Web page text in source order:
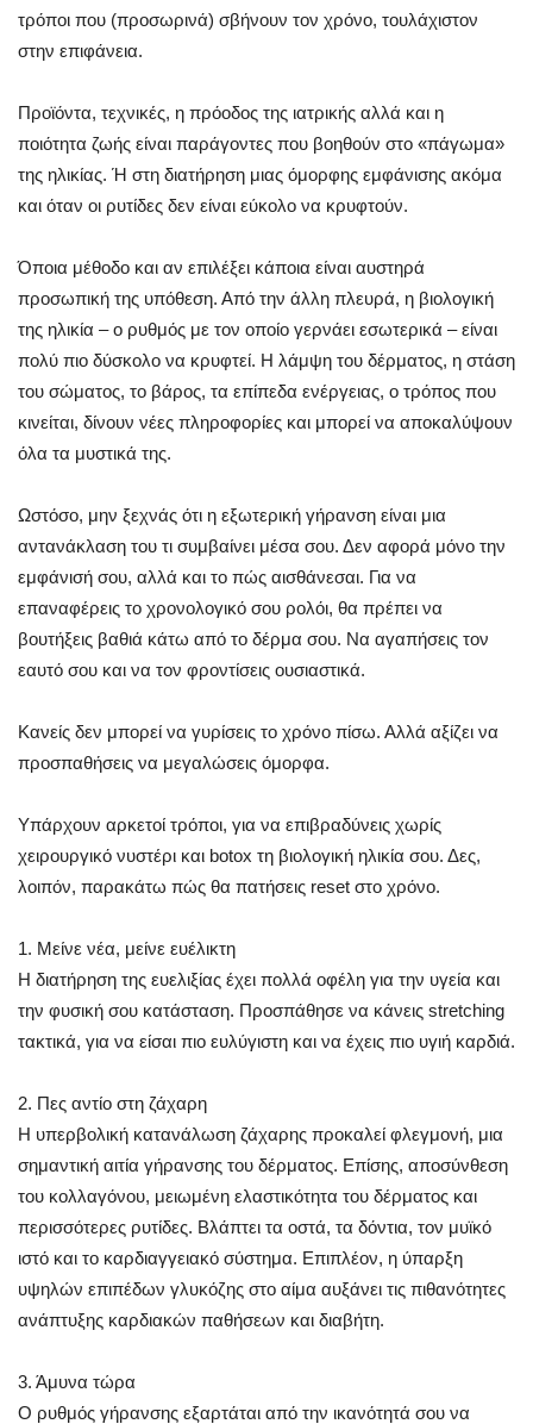
τρόποι που (προσωρινά) σβήνουν τον χρόνο, τουλάχιστον
στην επιφάνεια.
Προϊόντα, τεχνικές, η πρόοδος της ιατρικής αλλά και η
ποιότητα ζωής είναι παράγοντες που βοηθούν στο «πάγωμα»
της ηλικίας. Ή στη διατήρηση μιας όμορφης εμφάνισης ακόμα
και όταν οι ρυτίδες δεν είναι εύκολο να κρυφτούν.
Όποια μέθοδο και αν επιλέξει κάποια είναι αυστηρά
προσωπική της υπόθεση. Από την άλλη πλευρά, η βιολογική
της ηλικία – ο ρυθμός με τον οποίο γερνάει εσωτερικά – είναι
πολύ πιο δύσκολο να κρυφτεί. Η λάμψη του δέρματος, η στάση
του σώματος, το βάρος, τα επίπεδα ενέργειας, ο τρόπος που
κινείται, δίνουν νέες πληροφορίες και μπορεί να αποκαλύψουν
όλα τα μυστικά της.
Ωστόσο, μην ξεχνάς ότι η εξωτερική γήρανση είναι μια
αντανάκλαση του τι συμβαίνει μέσα σου. Δεν αφορά μόνο την
εμφάνισή σου, αλλά και το πώς αισθάνεσαι. Για να
επαναφέρεις το χρονολογικό σου ρολόι, θα πρέπει να
βουτήξεις βαθιά κάτω από το δέρμα σου. Να αγαπήσεις τον
εαυτό σου και να τον φροντίσεις ουσιαστικά.
Κανείς δεν μπορεί να γυρίσεις το χρόνο πίσω. Αλλά αξίζει να
προσπαθήσεις να μεγαλώσεις όμορφα.
Υπάρχουν αρκετοί τρόποι, για να επιβραδύνεις χωρίς
χειρουργικό νυστέρι και botox τη βιολογική ηλικία σου. Δες,
λοιπόν, παρακάτω πώς θα πατήσεις reset στο χρόνο.
1. Μείνε νέα, μείνε ευέλικτη
Η διατήρηση της ευελιξίας έχει πολλά οφέλη για την υγεία και
την φυσική σου κατάσταση. Προσπάθησε να κάνεις stretching
τακτικά, για να είσαι πιο ευλύγιστη και να έχεις πιο υγιή καρδιά.
2. Πες αντίο στη ζάχαρη
Η υπερβολική κατανάλωση ζάχαρης προκαλεί φλεγμονή, μια
σημαντική αιτία γήρανσης του δέρματος. Επίσης, αποσύνθεση
του κολλαγόνου, μειωμένη ελαστικότητα του δέρματος και
περισσότερες ρυτίδες. Βλάπτει τα οστά, τα δόντια, τον μυϊκό
ιστό και το καρδιαγγειακό σύστημα. Επιπλέον, η ύπαρξη
υψηλών επιπέδων γλυκόζης στο αίμα αυξάνει τις πιθανότητες
ανάπτυξης καρδιακών παθήσεων και διαβήτη.
3. Άμυνα τώρα
Ο ρυθμός γήρανσης εξαρτάται από την ικανότητά σου να